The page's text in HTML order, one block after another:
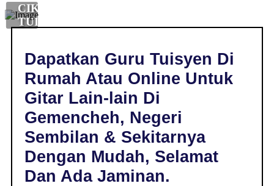
CIKGU
TUISYEN
GEMENCHEH,
NEGERI
SEMBILAN
LAIN-
LAIN
Dapatkan Guru Tuisyen Di
Rumah Atau Online Untuk
Gitar Lain-lain Di
Gemencheh, Negeri
Sembilan & Sekitarnya
Dengan Mudah, Selamat
Dan Ada Jaminan.